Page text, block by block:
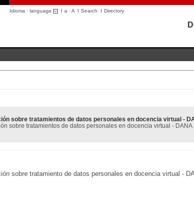
Idioma · language I a ·A I Search I Directory
sobre tratamientos de datos personales en docencia virtual -
sobre tratamientos de datos personales en docencia virtual - DANA
sobre tratamiento de datos personales en docencia virtual -